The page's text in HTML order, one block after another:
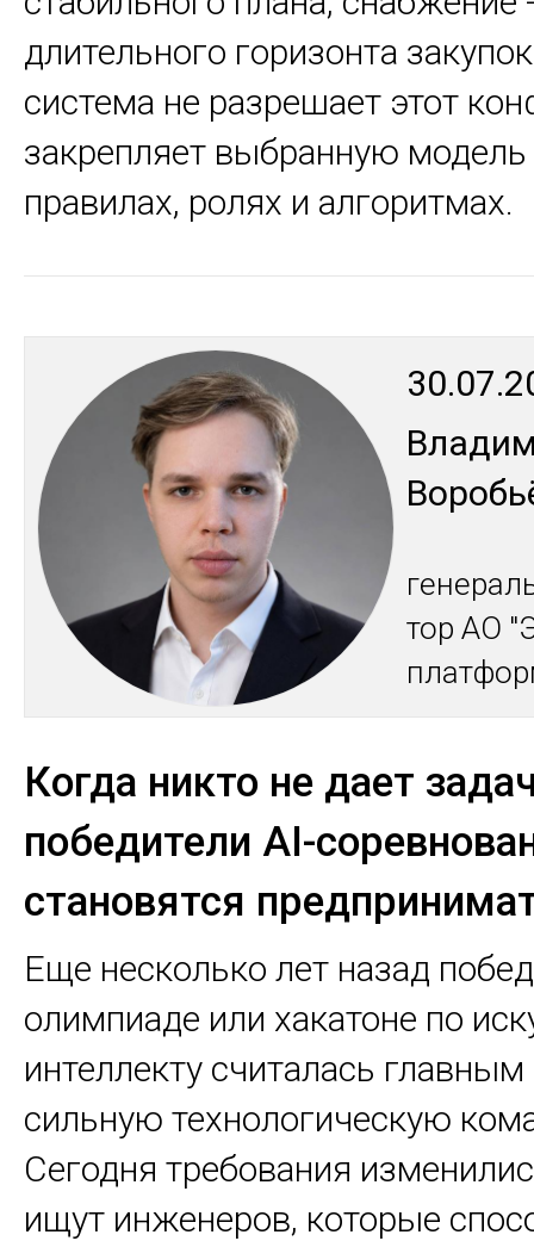
длительного горизонта
система не разрешает этот
закрепляет выбранную
правилах, ролях и алгоритмах.
тор АО
Когда никто не дает
победители AI-
становятся
Еще несколько лет назад
олимпиаде или хакатоне по
интеллекту считалась
сильную технологическую
Сегодня требования
ищут инженеров, которые